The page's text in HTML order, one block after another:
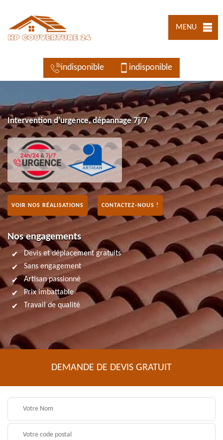
MENU
indisponible indisponible
Intervention d'urgence, dépannage 7j/7
VOIR NOS RÉALISATIONS CONTACTEZ-NOUS !
Nos engagements
Devis et déplacement gratuits
Sans engagement
Artisan passionné
Prix imbattable
Travail de qualité
DEMANDE DE DEVIS GRATUIT